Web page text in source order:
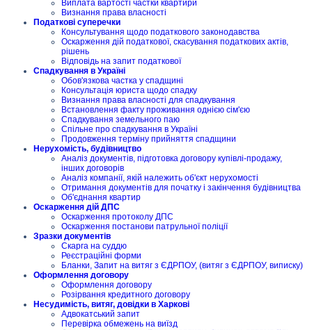
Виплата вартості частки квартири
Визнання права власності
Податкові суперечки
Консультування щодо податкового законодавства
Оскарження дій податкової, скасування податкових актів,
рішень
Відповідь на запит податкової
Спадкування в Україні
Обов'язкова частка у спадщині
Консультація юриста щодо спадку
Визнання права власності для спадкування
Встановлення факту проживання однією сім'єю
Спадкування земельного паю
Спільне про спадкування в Україні
Продовження терміну прийняття спадщини
Нерухомість, будівництво
Аналіз документів, підготовка договору купівлі-продажу,
інших договорів
Аналіз компанії, якій належить об'єкт нерухомості
Отримання документів для початку і закінчення будівництва
Об'єднання квартир
Оскарження дій ДПС
Оскарження протоколу ДПС
Оскарження постанови патрульної поліції
Зразки документів
Скарга на суддю
Реєстраційні форми
Бланки, Запит на витяг з ЄДРПОУ, (витяг з ЄДРПОУ, виписку)
Оформлення договору
Оформлення договору
Розірвання кредитного договору
Несудимість, витяг, довідки в Харкові
Адвокатський запит
Перевірка обмежень на виїзд